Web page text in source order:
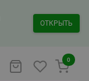
ОТКРЫТЬ
0